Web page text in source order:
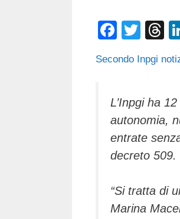
F
c
b
o
o
k
T
tt
T
e
d
s
Secondo Inpgi
L’Inpgi ha
autonomia,
entrate
decreto 509.
“Si tratta di
Marina